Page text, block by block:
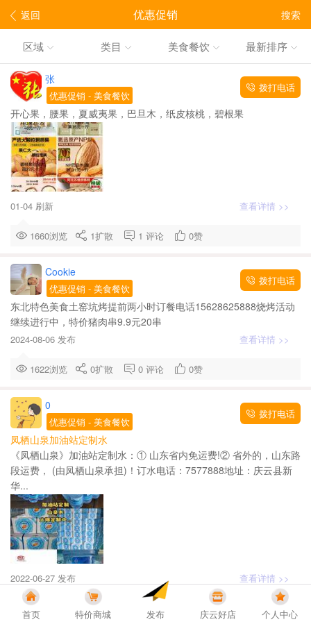
返回 搜索
优惠促销
区域 类目 美食餐饮 最新排序
张
优惠促销 - 美食餐饮
拨打电话
开心果，腰果，夏威夷果，巴旦木，纸皮核桃，碧根果
01-04 刷新 查看详情 >>
1660浏览 1扩散 1 评论 0赞
Cookie
优惠促销 - 美食餐饮
拨打电话
东北特色美食土窑坑烤​提前两小时订餐电话15628625888​烧烤活动
继续进行中，特价猪肉串9.9元20串
2024-08-06 发布 查看详情 >>
1622浏览 0扩散 0 评论 0赞
0
优惠促销 - 美食餐饮
拨打电话
凤栖山泉加油站定制水
《凤栖山泉》加油站定制水：① 山东省内免运费!② 省外的，山东路
段运费， (由凤栖山泉承担)！订水电话：7577888地址：庆云县新
华...
2022-06-27 发布 查看详情 >>
2236浏览 0扩散 评论 赞
首页 特价商城 发布 庆云好店 个人中心